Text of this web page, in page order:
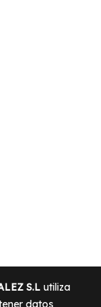
S.L utiliza
datos